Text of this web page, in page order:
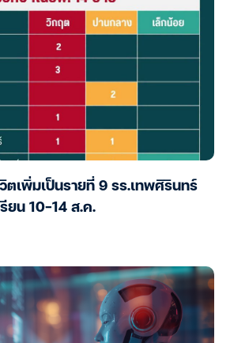
ตเพิ่มเป็นรายที่ 9 รร.เทพศิรินทร์
ยน 10-14 ส.ค.